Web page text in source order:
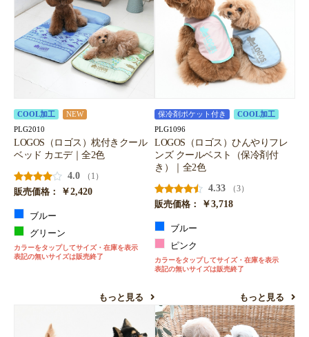
COOL加工 NEW
PLG2010
LOGOS（ロゴス）枕付きクール
ベッド カエデ｜全2色
4.0
（1）
販売価格：
￥2,420
ブルー
グリーン
カラーをタップしてサイズ・在庫を表示
表記の無いサイズは販売終了
もっと見る
保冷剤ポケット付き COOL加工
PLG1096
LOGOS（ロゴス）ひんやりフレ
ンズ クールベスト（保冷剤付
き）｜全2色
4.33
（3）
販売価格：
￥3,718
ブルー
ピンク
カラーをタップしてサイズ・在庫を表示
表記の無いサイズは販売終了
もっと見る